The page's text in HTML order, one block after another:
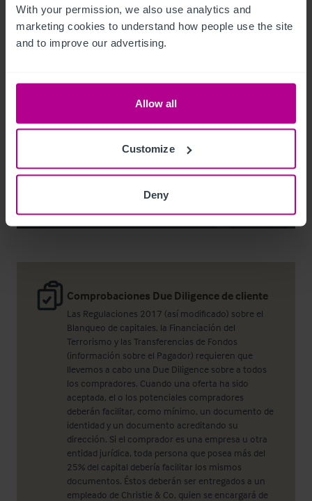
With your permission, we also use analytics and
marketing cookies to understand how people use the site
and to improve our advertising.
Allow all
Customize
Deny
Comprobaciones Due Diligence de cliente
Las Regulaciones 2017 (así modificado) sobre el
Blanqueo de capitales, la Financiación del
Terrorismo y las Transferencias de Fondos
(información sobre el Pagador) requieren que
llevemos a cabo una Due Diligence sobre a todos
los compradores. Cuando una oferta ha sido
aceptada, el o los potenciales compradores
deberán facilitar, como mínimo, un documento de
identidad y un documento acreditando su
dirección. Si el comprador es una empresa u otra
entidad jurídica, toda persona que posea más del
25% del capital debería facilitar los mismos
documentos. Éstos deberán ser entregados a un
empleado de Christie & Co, quien se encargará de
Noel Moffitt
Senior Director - Corporate Pubs and Restaurants
+44 7713 061 594
noel.moffitt@christie.com
Contacto